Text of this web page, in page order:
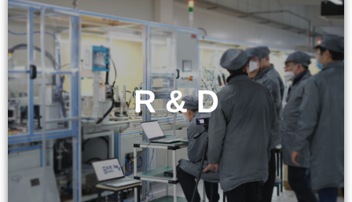
R & D
R & D